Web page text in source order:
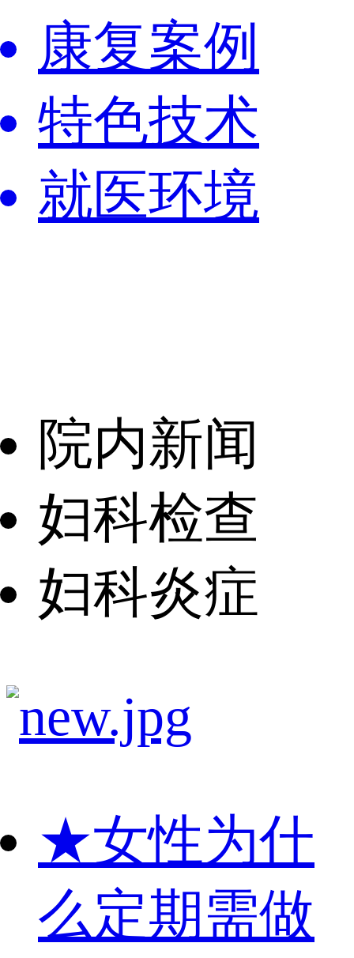
康复案例
特色技术
就医环境
院内新闻
妇科检查
妇科炎症
★女性为什
么定期需做